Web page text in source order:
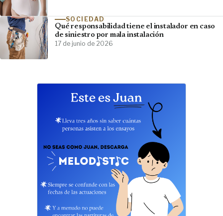
SOCIEDAD
Qué responsabilidad tiene el instalador en caso
de siniestro por mala instalación
17 de junio de 2026